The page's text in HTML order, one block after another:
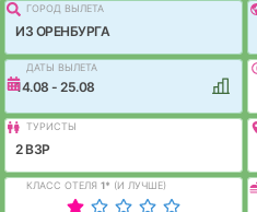
ГОРОД ВЫЛEТА
ИЗ ОРЕНБУРГА
ДАТЫ ВЫЛЕТА
14.08 - 25.08
ТУРИСТЫ
2 ВЗР
КЛАСС ОТЕЛЯ 1* (И ЛУЧШЕ)